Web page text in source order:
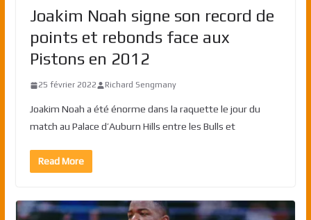
Joakim Noah signe son record de
points et rebonds face aux
Pistons en 2012
25 février 2022 Richard Sengmany
Joakim Noah a été énorme dans la raquette le jour du
match au Palace d’Auburn Hills entre les Bulls et
Read More